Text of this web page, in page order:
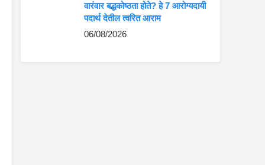
वारंवार बद्धकोष्ठता होते? हे 7 आरोग्यदायी
पदार्थ देतील त्वरित आराम
06/08/2026